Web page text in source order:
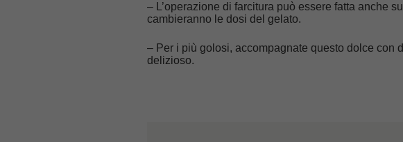
– L’operazione di farcitura può essere fatta anche
cambieranno le dosi del gelato.
– Per i più golosi, accompagnate questo dolce con
delizioso.